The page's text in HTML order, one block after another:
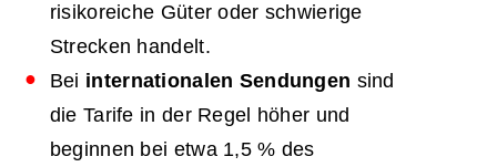
risikoreiche Güter oder schwierige
Strecken handelt.
Bei internationalen Sendungen sind
die Tarife in der Regel höher und
beginnen bei etwa 1,5 % des